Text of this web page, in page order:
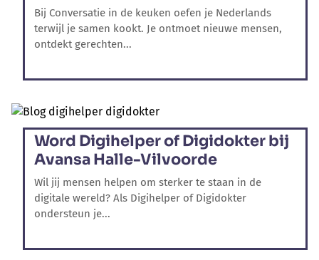
Bij Conversatie in de keuken oefen je Nederlands
terwijl je samen kookt. Je ontmoet nieuwe mensen,
ontdekt gerechten...
Word Digihelper of Digidokter bij
Avansa Halle-Vilvoorde
Wil jij mensen helpen om sterker te staan in de
digitale wereld? Als Digihelper of Digidokter
ondersteun je...